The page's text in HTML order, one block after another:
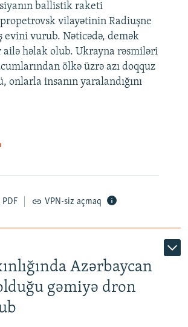
ballistik raketi
vilayətinin Radiuşne
evini vurub. Nəticədə, demək
həlak olub. Ukrayna rəsmiləri
ölkə üzrə azı doqquz
onlarla insanın yaralandığını
PDF VPN-siz açmaq
Azərbaycan
gəmiyə dron